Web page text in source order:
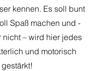
kennen. Es soll bunt
Spaß machen und -
nicht – wird hier jedes
und motorisch
gestärkt!